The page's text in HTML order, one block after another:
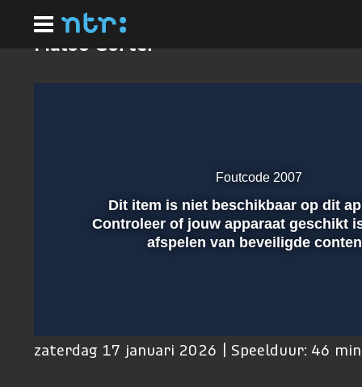
hoofdinhoud
Malou Gorter
Afspelen
Foutcode 2007
Dit item is niet beschikbaar op dit
Controleer of jouw apparaat geschikt
afspelen van beveiligde
zaterdag 17 januari 2026 | Speelduur: 46